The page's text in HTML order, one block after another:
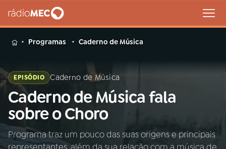
MENU
Buscar
na
Rádio
MEC
Buscar
Programas Caderno de Música
EPISÓDIO Caderno de Música
Caderno de Música fala
sobre o Choro
Programa traz um pouco das suas origens e principais